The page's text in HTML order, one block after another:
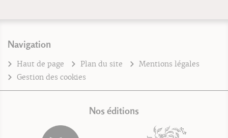
Navigation
Haut de page Plan du site
Mentions légales
Gestion des cookies
Nos éditions